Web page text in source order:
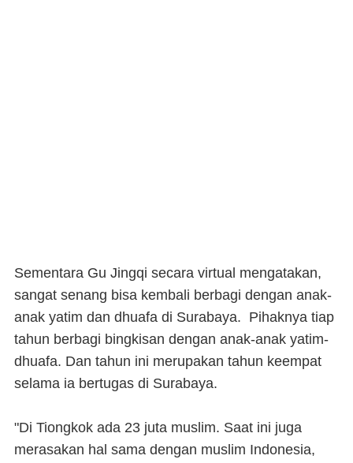
Sementara Gu Jingqi secara virtual mengatakan,
sangat senang bisa kembali berbagi dengan anak-
anak yatim dan dhuafa di Surabaya. Pihaknya tiap
tahun berbagi bingkisan dengan anak-anak yatim-
dhuafa. Dan tahun ini merupakan tahun keempat
selama ia bertugas di Surabaya.
"Di Tiongkok ada 23 juta muslim. Saat ini juga
merasakan hal sama dengan muslim Indonesia,